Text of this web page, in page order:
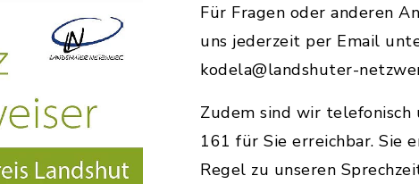
Für Fragen oder anderen
uns jederzeit per Email
kodela@landshuter-
Zudem sind wir
161 für Sie erreichbar. Sie
Regel zu unseren